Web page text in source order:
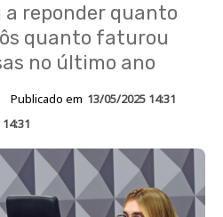
reponder quanto
quanto faturou
no último ano
Publicado em 13/05/2025 14:31